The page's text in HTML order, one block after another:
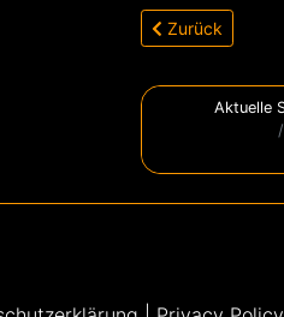
Vorheriger
Zurück
Aktuelle